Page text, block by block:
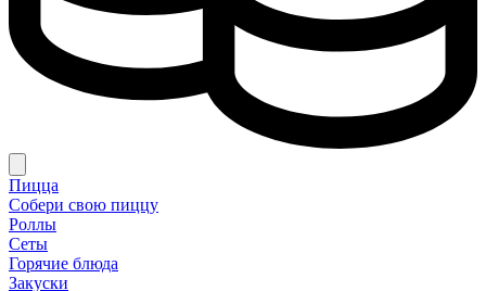
Пицца
Собери свою пиццу
Роллы
Сеты
Горячие блюда
Закуски